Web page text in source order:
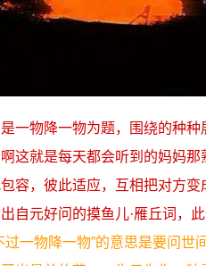
一物降一物为题，围绕的种
这就是每天都会听到的妈妈那
容，彼此适应，互相把对方
自元好问的摸鱼儿·雁丘词，此
过一物降一物”的意思是要问